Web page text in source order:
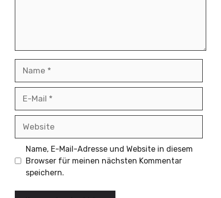
Mail
Name, E-Mail-Adresse und Website in diesem
Browser für meinen nächsten Kommentar
speichern.